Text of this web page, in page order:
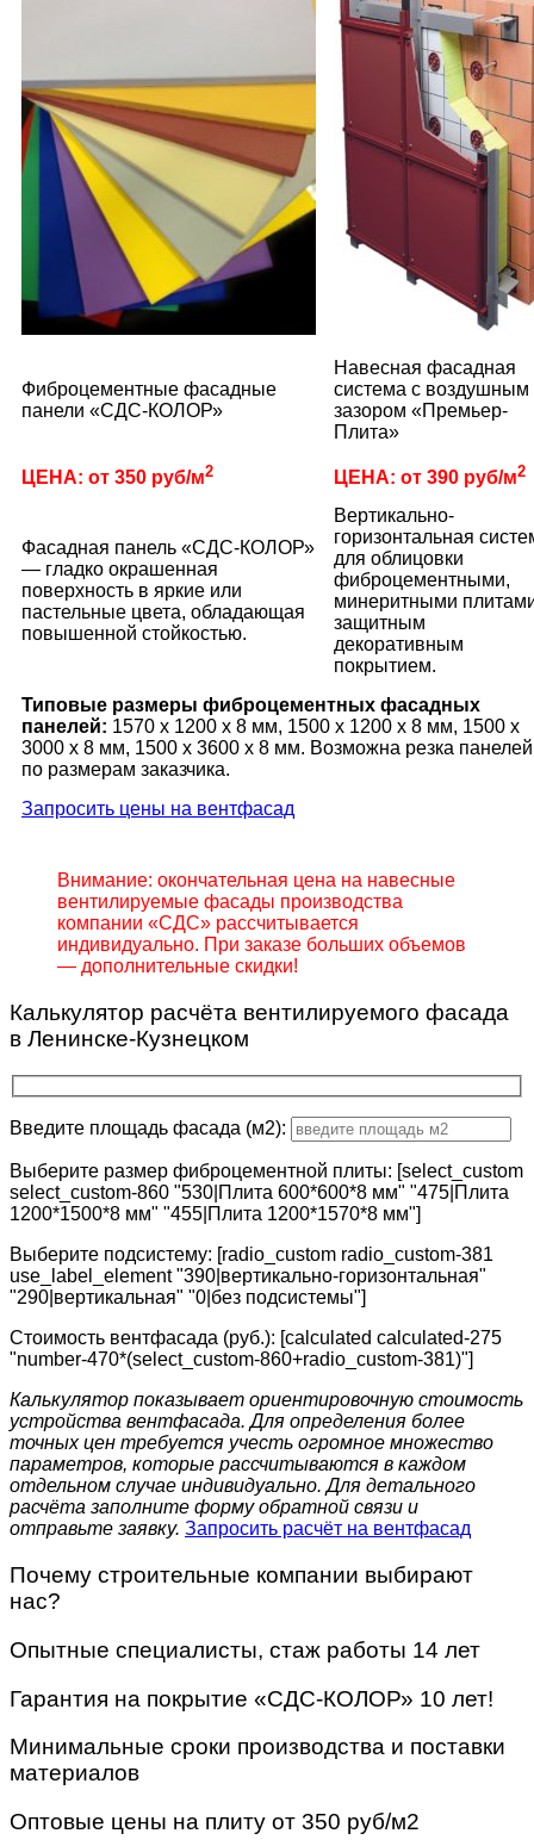
Фиброцементные фасадные
панели «СДС-КОЛОР»
Навесная фасадная
система с воздушным
зазором «Премьер-
Плита»
ЦЕНА: от 350 руб/м2 ЦЕНА: от 390 руб/м2
Фасадная панель «СДС-КОЛОР»
— гладко окрашенная
поверхность в яркие или
пастельные цвета, обладающая
повышенной стойкостью.
Вертикально-
горизонтальная
для облицовки
фиброцементными,
минеритными
защитным
декоративным
покрытием.
Типовые размеры фиброцементных фасадных
панелей: 1570 х 1200 х 8 мм, 1500 x 1200 x 8 мм, 1500 x
3000 x 8 мм, 1500 x 3600 x 8 мм. Возможна резка панелей
по размерам заказчика.
Запросить цены на вентфасад
Внимание: окончательная цена на навесные
вентилируемые фасады производства
компании «СДС» рассчитывается
индивидуально. При заказе больших объемов
— дополнительные скидки!
Калькулятор расчёта вентилируемого фасада
в Ленинске-Кузнецком
Введите площадь фасада (м2):
Выберите размер фиброцементной плиты: [select_custom
select_custom-860 "530|Плита 600*600*8 мм" "475|Плита
1200*1500*8 мм" "455|Плита 1200*1570*8 мм"]
Выберите подсистему: [radio_custom radio_custom-381
use_label_element "390|вертикально-горизонтальная"
"290|вертикальная" "0|без подсистемы"]
Стоимость вентфасада (руб.): [calculated calculated-275
"number-470*(select_custom-860+radio_custom-381)"]
Калькулятор показывает ориентировочную стоимость
устройства вентфасада. Для определения более
точных цен требуется учесть огромное множество
параметров, которые рассчитываются в каждом
отдельном случае индивидуально. Для детального
расчёта заполните форму обратной связи и
отправьте заявку. Запросить расчёт на вентфасад
Почему строительные компании выбирают
нас?
Опытные специалисты, стаж работы 14 лет
Гарантия на покрытие «СДС-КОЛОР» 10 лет!
Минимальные сроки производства и поставки
материалов
Оптовые цены на плиту от 350 руб/м2